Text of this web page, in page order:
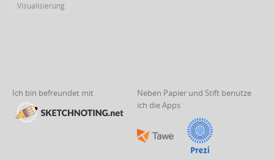
Visualisierung
Ich bin befreundet mit
Neben Papier und Stift benutze
ich die Apps